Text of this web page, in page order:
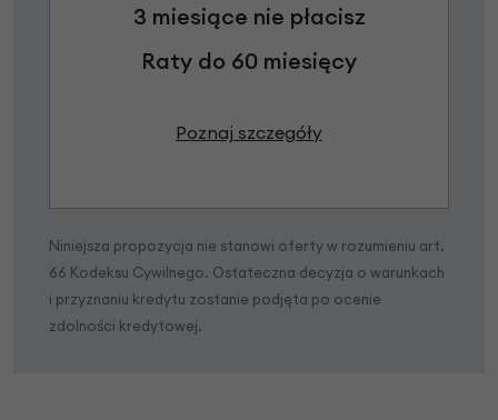
3 miesiące nie płacisz
Raty do 60 miesięcy
Poznaj szczegóły
Niniejsza propozycja nie stanowi oferty w rozumieniu art.
66 Kodeksu Cywilnego. Ostateczna decyzja o warunkach
i przyznaniu kredytu zostanie podjęta po ocenie
zdolności kredytowej.